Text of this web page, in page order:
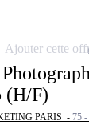
(H/F)
PARIS - 75
Ajouter cette